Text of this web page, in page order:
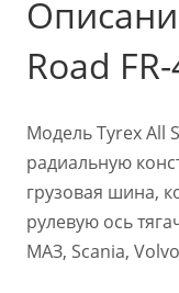
Road
Модель Tyrex All
радиальную
грузовая шина,
рулевую ось
МАЗ, Scania,